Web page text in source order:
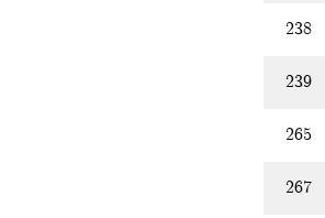
238
239
265
267